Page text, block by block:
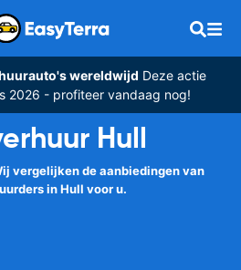
wereldwijd Deze actie
2026 - profiteer vandaag nog!
Hull
vergelijken de aanbiedingen van
in Hull voor u.